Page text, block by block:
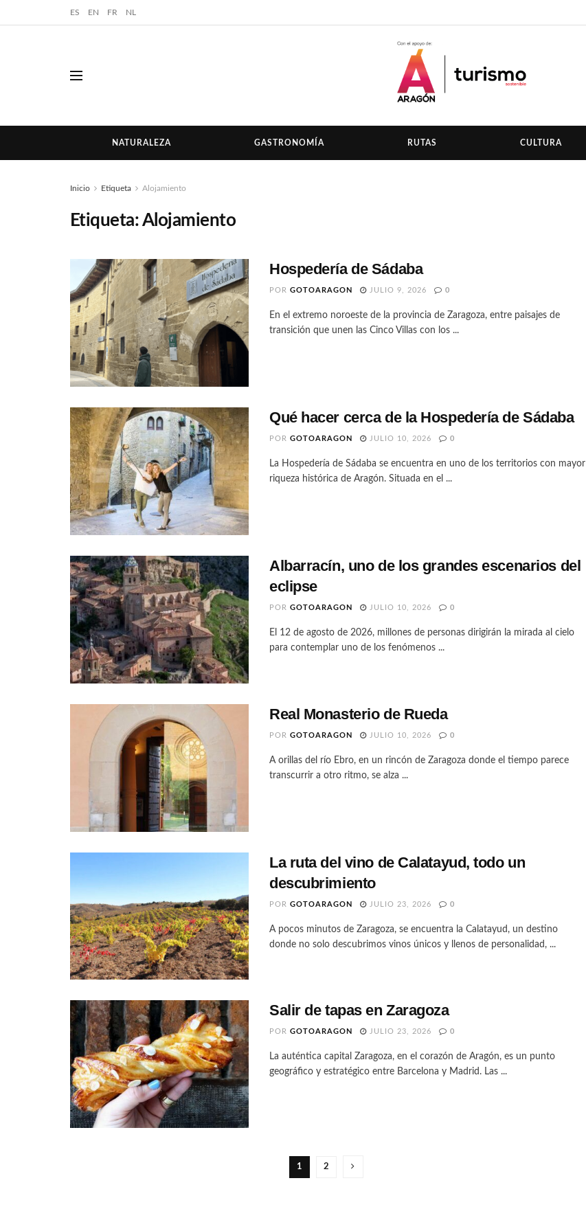
ES EN FR NL
NATURALEZA GASTRONOMÍA RUTAS CULTURA
Inicio Etiqueta Alojamiento
Etiqueta:Alojamiento
Hospedería de Sádaba
POR GOTOARAGON JULIO 9, 2026 0
En el extremo noroeste de la provincia de Zaragoza, entre paisajes de
transición que unen las Cinco Villas con los ...
Qué hacer cerca de la Hospedería de Sádaba
POR GOTOARAGON JULIO 10, 2026 0
La Hospedería de Sádaba se encuentra en uno de los territorios con mayor
riqueza histórica de Aragón. Situada en el ...
Albarracín, uno de los grandes escenarios del
eclipse
POR GOTOARAGON JULIO 10, 2026 0
El 12 de agosto de 2026, millones de personas dirigirán la mirada al cielo
para contemplar uno de los fenómenos ...
Real Monasterio de Rueda
POR GOTOARAGON JULIO 10, 2026 0
A orillas del río Ebro, en un rincón de Zaragoza donde el tiempo parece
transcurrir a otro ritmo, se alza ...
La ruta del vino de Calatayud, todo un
descubrimiento
POR GOTOARAGON JULIO 23, 2026 0
A pocos minutos de Zaragoza, se encuentra la Calatayud, un destino
donde no solo descubrimos vinos únicos y llenos de personalidad, ...
Salir de tapas en Zaragoza
POR GOTOARAGON JULIO 23, 2026 0
La auténtica capital Zaragoza, en el corazón de Aragón, es un punto
geográfico y estratégico entre Barcelona y Madrid. Las ...
1 2